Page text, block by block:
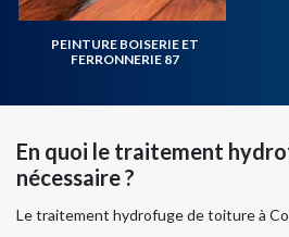
PEINTURE BOISERIE ET
FERRONNERIE 87
En quoi le traitement
nécessaire ?
Le traitement hydrofuge de toiture à